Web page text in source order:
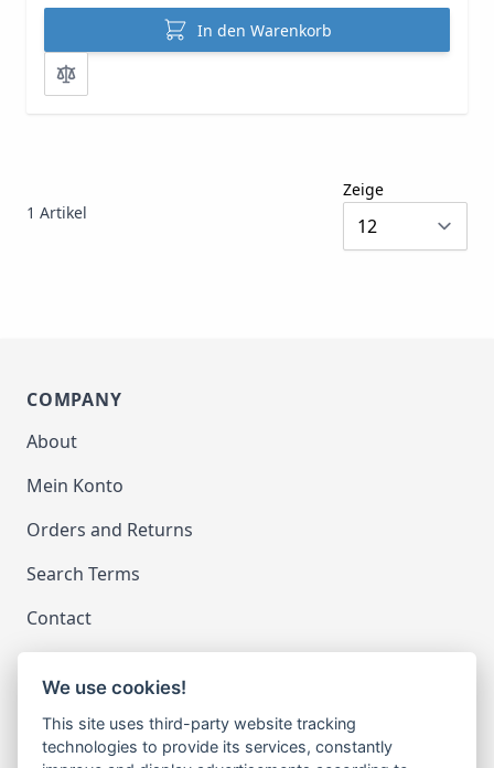
In den Warenkorb
1 Artikel
Zeige
COMPANY
About
Mein Konto
Orders and Returns
Search Terms
Contact
LEGAL
Impressum
We use cookies!
This site uses third-party website tracking
technologies to provide its services, constantly